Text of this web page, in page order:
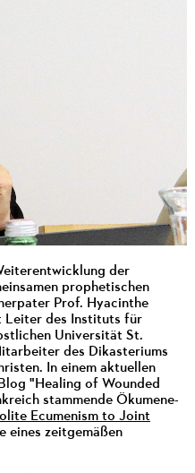
der
prophetischen
Prof. Hyacinthe
Leiter des Instituts für
Universität St.
des Dikasteriums
In einem aktuellen
"Healing of Wounded
stammende Ökumene-
Ecumenism to Joint
eines zeitgemäßen